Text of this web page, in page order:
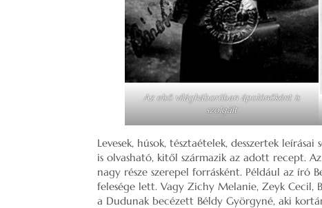
Az első világháborúban ápolónőként is
szolgált
Levesek, húsok, tésztaételek, desszertek
is olvasható, kitől származik az adott recept.
nagy része szerepel forrásként. Például az író
felesége lett. Vagy Zichy Melanie, Zeyk Cecil,
a Dudunak becézett Béldy Györgyné, aki